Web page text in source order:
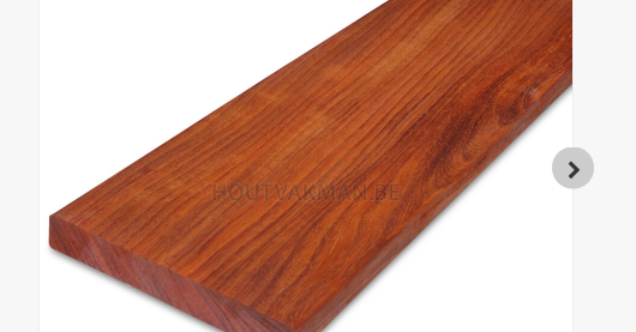
Alle vijzen
Hoekankers
Terrasdragers
B-fix
PuraFix
Verbindingsstukken
Houten pennen